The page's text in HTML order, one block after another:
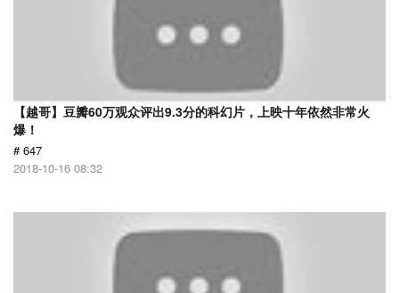
【越哥】豆瓣60万观众评出9.3分的科幻片，上映十年依然非常火
爆！
# 647
2018-10-16 08:32